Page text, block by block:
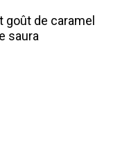
de caramel
saura